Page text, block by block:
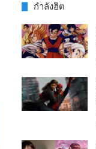
กำลังฮิต